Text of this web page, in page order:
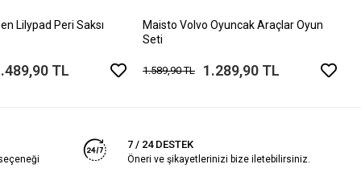
Lilypad Peri Saksı
TL
Maisto Volvo Oyuncak Araçlar Oyun
Seti
1.589,90 TL 1.289,90 TL
7 / 24 DESTEK
Öneri ve şikayetlerinizi bize iletebilirsiniz.